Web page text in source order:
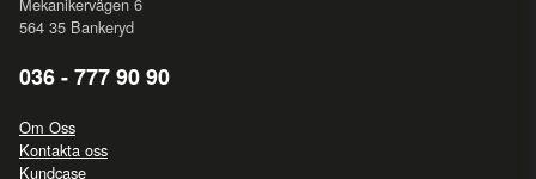
564 35 Bankeryd
036 - 777 90 90
Om Oss
Kontakta oss
Kundcase